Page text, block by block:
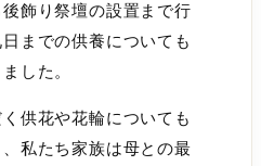
飾り祭壇の設置まで行
までの供養についても
した。
供花や花輪についても
私たち家族は母との最